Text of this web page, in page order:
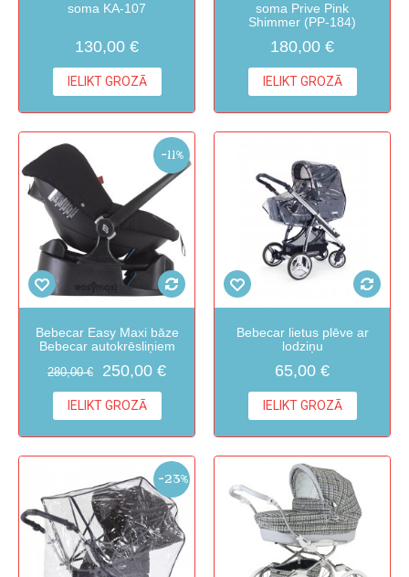
soma KA-107
130,00 €
IELIKT GROZĀ
soma Prive Pink
Shimmer (PP-184)
180,00 €
IELIKT GROZĀ
-11%
Bebecar Easy Maxi bāze
Bebecar autokrēsliņiem
280,00 € 250,00 €
IELIKT GROZĀ
Bebecar lietus plēve ar
lodziņu
65,00 €
IELIKT GROZĀ
-23%